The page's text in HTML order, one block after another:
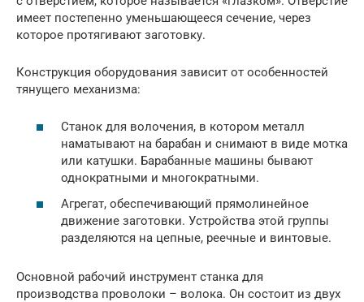
имеет постепенно уменьшающееся сечение, через
которое протягивают заготовку.
Конструкция оборудования зависит от особенностей
тянущего механизма:
Станок для волочения, в котором металл
наматывают на барабан и снимают в виде мотка
или катушки. Барабанные машины бывают
однократными и многократными.
Агрегат, обеспечивающий прямолинейное
движение заготовки. Устройства этой группы
разделяются на цепные, реечные и винтовые.
Основной рабочий инструмент станка для
производства проволоки – волока. Он состоит из двух